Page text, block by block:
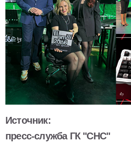
Источник:
пресс-служба ГК "СНС"